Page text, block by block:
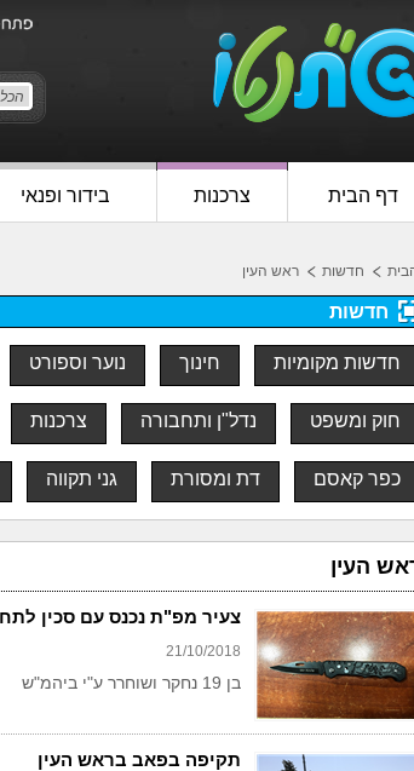
דף הבית צרכנות בידור ופנאי
חדשות ראש העין
חדשות
חדשות מקומיות חינוך נוער וספורט
חוק ומשפט נדל"ן ותחבורה צרכנות
כפר קאסם דת ומסורת גני תקווה
העין
צעיר מפ"ת נכנס עם סכין
21/10/2018
בן 19 נחקר ושוחרר ע"י ביהמ"ש
תקיפה בפאב בראש העין